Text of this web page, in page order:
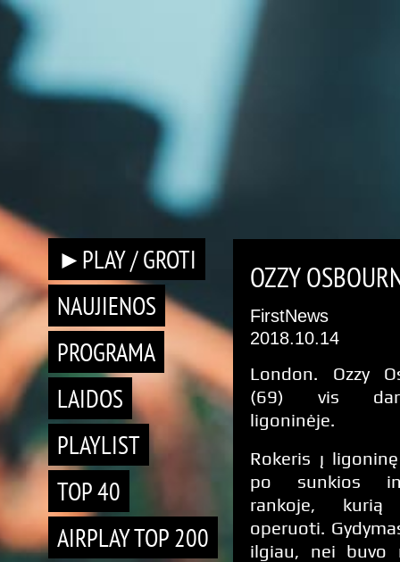
►PLAY / GROTI
NAUJIENOS
PROGRAMA
LAIDOS
PLAYLIST
TOP 40
AIRPLAY TOP 200
OZZY
FirstNews
2018.10.14
London. Ozzy
(69) vis
ligoninėje.
Rokeris į
po sunkios
rankoje, kurią
operuoti.
ilgiau, nei buvo